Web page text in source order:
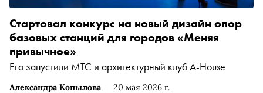
Александра Копылова 20 мая 2026 г.
Стартовал конкурс на новый дизайн опор
базовых станций для городов «Меняя
привычное»
Его запустили МТС и архитектурный клуб A-House